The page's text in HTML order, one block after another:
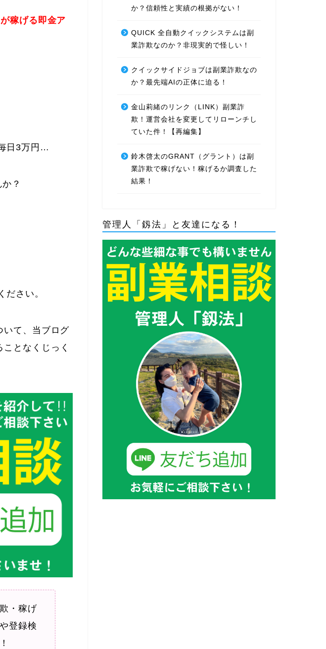
稼げる即金ア
日3万円…
？
さい。
いて、当ブログ
となくじっく
・稼げ
登録検
か？信頼性と実績の根拠がない！
QUICK 全自動クイックシステムは副
業詐欺なのか？非現実的で怪しい！
クイックサイドジョブは副業詐欺なの
か？最先端AIの正体に迫る！
金山莉緒のリンク（LINK）副業詐
欺！運営会社を変更してリローンチし
ていた件！【再編集】
鈴木啓太のGRANT（グラント）は副
業詐欺で稼げない！稼げるか調査した
結果！
管理人「釼法」と友達になる！